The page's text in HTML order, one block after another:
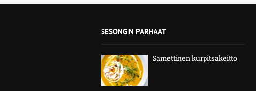
SESONGIN PARHAAT
Samettinen kurpitsakeitto